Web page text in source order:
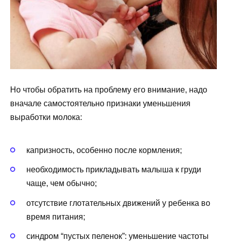
Но чтобы обратить на проблему его внимание, надо
вначале самостоятельно признаки уменьшения
выработки молока:
капризность, особенно после кормления;
необходимость прикладывать малыша к груди
чаще, чем обычно;
отсутствие глотательных движений у ребенка во
время питания;
синдром “пустых пеленок”: уменьшение частоты